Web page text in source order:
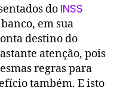
do INSS
em sua
destino do
atenção, pois
regras para
também. E isto